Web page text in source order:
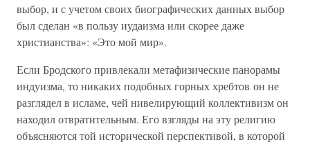
выбор, и с учетом своих биографических данных выбор
был сделан «в пользу иудаизма или скорее даже
христианства»: «Это мой мир».
Если Бродского привлекали метафизические панорамы
индуизма, то никаких подобных горных хребтов он не
разглядел в исламе, чей нивелирующий коллективизм он
находил отвратительным. Его взгляды на эту религию
объясняются той исторической перспективой, в которой